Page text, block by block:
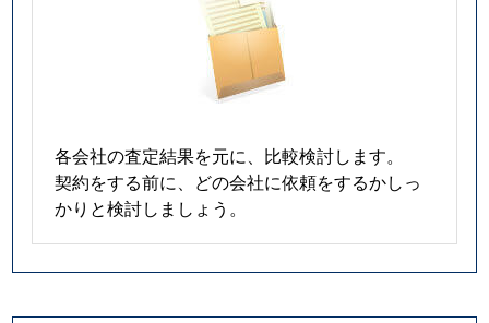
各会社の査定結果を元に、比較検討します。
契約をする前に、どの会社に依頼をするかしっ
かりと検討しましょう。